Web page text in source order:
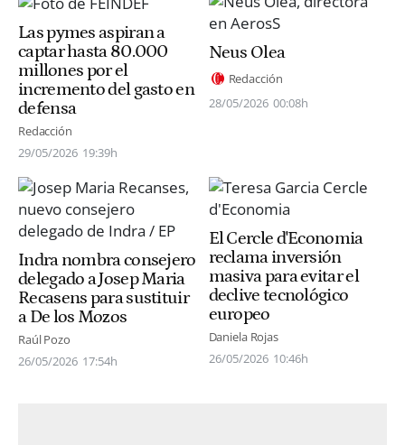
Las pymes aspiran a
captar hasta 80.000
millones por el
incremento del gasto en
defensa
Redacción
29/05/2026 19:39h
Neus Olea
Redacción
28/05/2026 00:08h
Indra nombra consejero
delegado a Josep Maria
Recasens para sustituir
a De los Mozos
Raúl Pozo
26/05/2026 17:54h
El Cercle d'Economia
reclama inversión
masiva para evitar el
declive tecnológico
europeo
Daniela Rojas
26/05/2026 10:46h